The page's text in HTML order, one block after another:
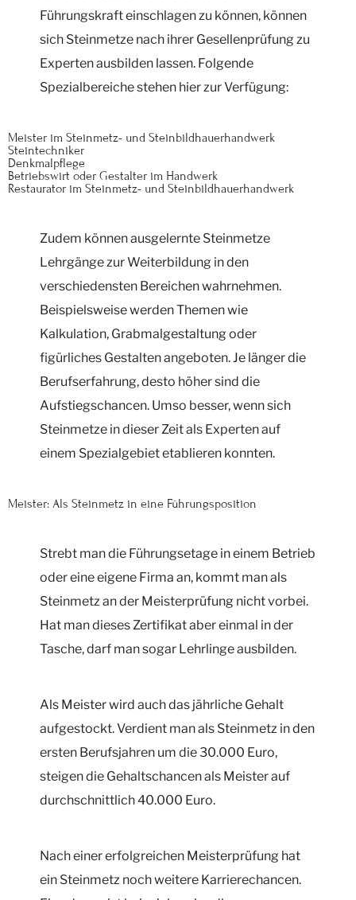
Führungskraft einschlagen zu können, können
sich Steinmetze nach ihrer Gesellenprüfung zu
Experten ausbilden lassen. Folgende
Spezialbereiche stehen hier zur Verfügung:
Meister im Steinmetz- und Steinbildhauerhandwerk
Steintechniker
Denkmalpflege
Betriebswirt oder Gestalter im Handwerk
Restaurator im Steinmetz- und Steinbildhauerhandwerk
Zudem können ausgelernte Steinmetze
Lehrgänge zur Weiterbildung in den
verschiedensten Bereichen wahrnehmen.
Beispielsweise werden Themen wie
Kalkulation, Grabmalgestaltung oder
figürliches Gestalten angeboten. Je länger die
Berufserfahrung, desto höher sind die
Aufstiegschancen. Umso besser, wenn sich
Steinmetze in dieser Zeit als Experten auf
einem Spezialgebiet etablieren konnten.
Meister: Als Steinmetz in eine Führungsposition
Strebt man die Führungsetage in einem Betrieb
oder eine eigene Firma an, kommt man als
Steinmetz an der Meisterprüfung nicht vorbei.
Hat man dieses Zertifikat aber einmal in der
Tasche, darf man sogar Lehrlinge ausbilden.
Als Meister wird auch das jährliche Gehalt
aufgestockt. Verdient man als Steinmetz in den
ersten Berufsjahren um die 30.000 Euro,
steigen die Gehaltschancen als Meister auf
durchschnittlich 40.000 Euro.
Nach einer erfolgreichen Meisterprüfung hat
ein Steinmetz noch weitere Karrierechancen.